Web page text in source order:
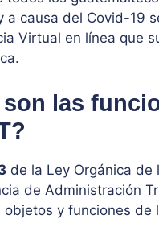
a causa del Covid-19
Virtual en línea que
las
de la Ley Orgánica de
de Administración
y funciones de